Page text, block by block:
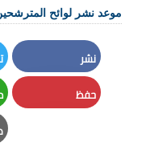
موعد نشر لوائح المترشحين
نشر
Facebook
حفظ